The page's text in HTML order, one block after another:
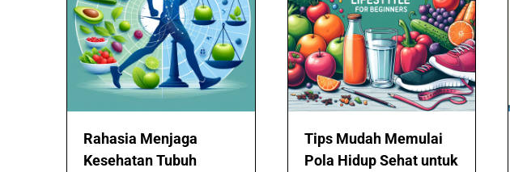
Rahasia Menjaga
Kesehatan Tubuh
Tips Mudah Memulai
Pola Hidup Sehat untuk